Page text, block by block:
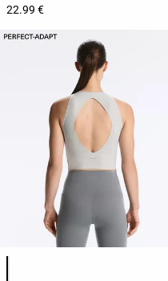
22.99 €